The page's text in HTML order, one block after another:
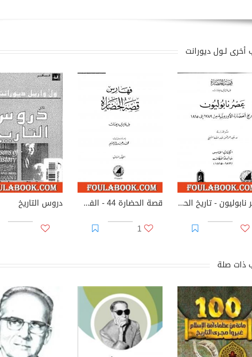
أخرى لـول ديورانت
عصر نابوليون - تاريخ الحضارة الأوروبية من 1789 إلى 1815 - الجزء الخامس
قصة الحضارة 44 - الفهارس - ج2
1
دروس التاريخ
ذات صلة